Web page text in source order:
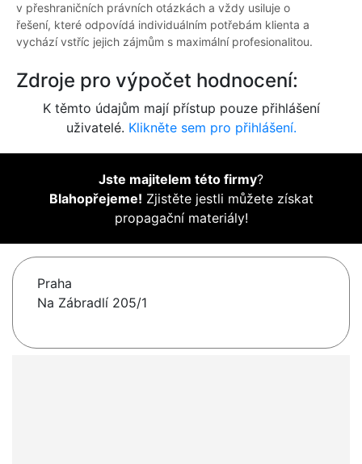
v přeshraničních právních otázkách a vždy usiluje o
řešení, které odpovídá individuálním potřebám klienta a
vychází vstříc jejich zájmům s maximální profesionalitou.
Zdroje pro výpočet hodnocení:
K těmto údajům mají přístup pouze přihlášení
uživatelé. Klikněte sem pro přihlášení.
Jste majitelem této firmy?
Blahopřejeme! Zjistěte jestli můžete získat
propagační materiály!
Praha
Na Zábradlí 205/1